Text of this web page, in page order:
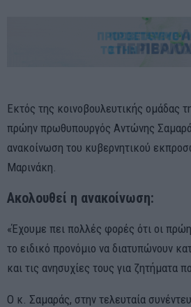
Εκτός της κοινοβουλευτικής ομάδας
πρώην πρωθυπουργός Αντώνης
ανακοίνωση του κυβερνητικού
Μαρινάκη.
Ακολουθεί η ανακοίνωση:
«Έχουμε πει πολλές φορές ότι οι
το ειδικό προνόμιο να διατυπώνουν
και τις ανησυχίες τους για ζητήματα
Ο κ. Σαμαράς, στην τελευταία